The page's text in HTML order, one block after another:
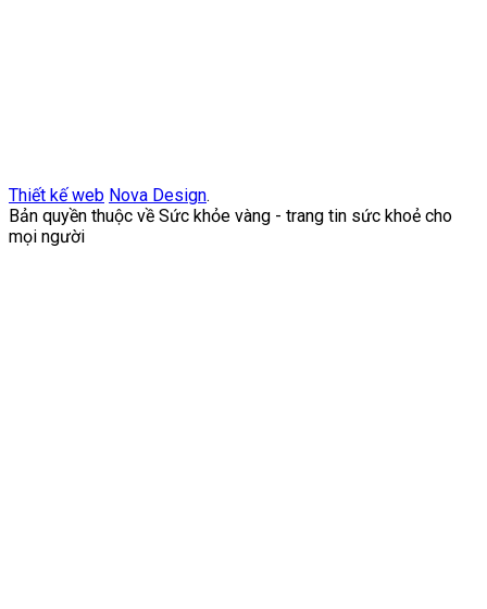
Thiết kế web Nova Design.
Bản quyền thuộc về Sức khỏe vàng - trang tin sức khoẻ cho
mọi người